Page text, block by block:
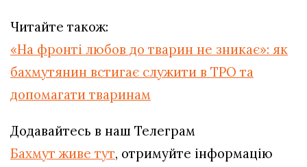
Читайте також:
«На фронті любов до тварин не зникає»: як
бахмутянин встигає служити в ТРО та
допомагати тваринам
Додавайтесь в наш Телеграм
Бахмут живе тут, отримуйте інформацію